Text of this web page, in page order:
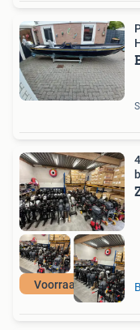
Voorraad actie